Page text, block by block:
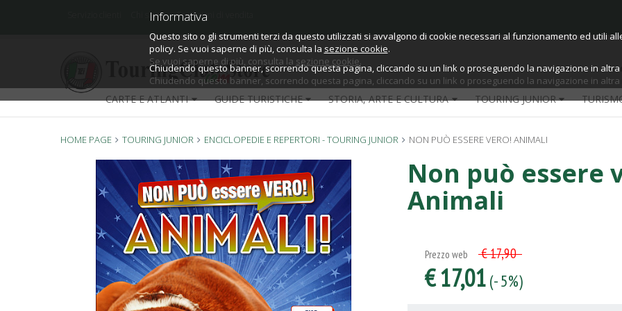
Informativa
Questo sito o gli strumenti terzi da questo utilizzati si avvalgono di cookie necessari al funzionamento ed utili
policy.
Se vuoi saperne di più, consulta la sezione cookie.
Chiudendo questo banner, scorrendo questa pagina, cliccando su un link o proseguendo la navigazione in altra
Informativa
Questo sito o gli strumenti terzi da questo utilizzati si avvalgono di cookie necessari al funzionamento ed utili
policy. Se vuoi saperne di più, consulta la sezione cookie.
Chiudendo questo banner, scorrendo questa pagina, cliccando su un link o proseguendo la navigazione in
Chi siamo Condizioni di vendita
CARTE E ATLANTI GUIDE TURISTICHE STORIA, ARTE E CULTURA TOURING JUNIOR
HOME PAGE TOURING JUNIOR ENCICLOPEDIE E REPERTORI - TOURING JUNIOR NON PUÒ ESSERE VERO! ANIMALI
Non può essere
Animali
Prezzo web € 17,90
€ 17,01(- 5%)